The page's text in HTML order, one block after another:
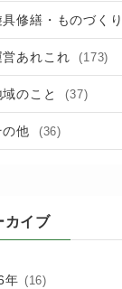
具修繕・ものづくり
営あれこれ (173)
域のこと (37)
の他 (36)
カイブ
年 (16)